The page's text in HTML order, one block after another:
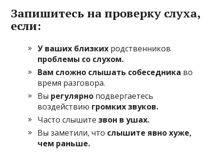
Запишитесь на проверку слуха,
если:
У ваших близких родственников
проблемы со слухом.
Вам сложно слышать собеседника во
время разговора.
Вы регулярно подвергаетесь
воздействию громких звуков.
Часто слышитезвон в ушах.
Вы заметили, что слышите явно хуже,
чем раньше.